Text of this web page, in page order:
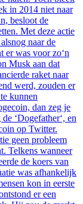
in 2014 niet naar
besloot de
Met deze actie
naar de
er was voor zo‘n
Musk aan dat
raket naar
werd, zouden er
kunnen
dan zeg je
‘Dogefather‘, en
op Twitter.
geen probleem
Telkens wanneer
de koers van
was afhankelijk
kon in eerste
er een